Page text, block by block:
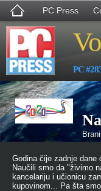
PC Press
PC
Godina čije zadnje dane
Naučili smo da "živimo
kancelariju i učionicu
kupovinom... Pa šta